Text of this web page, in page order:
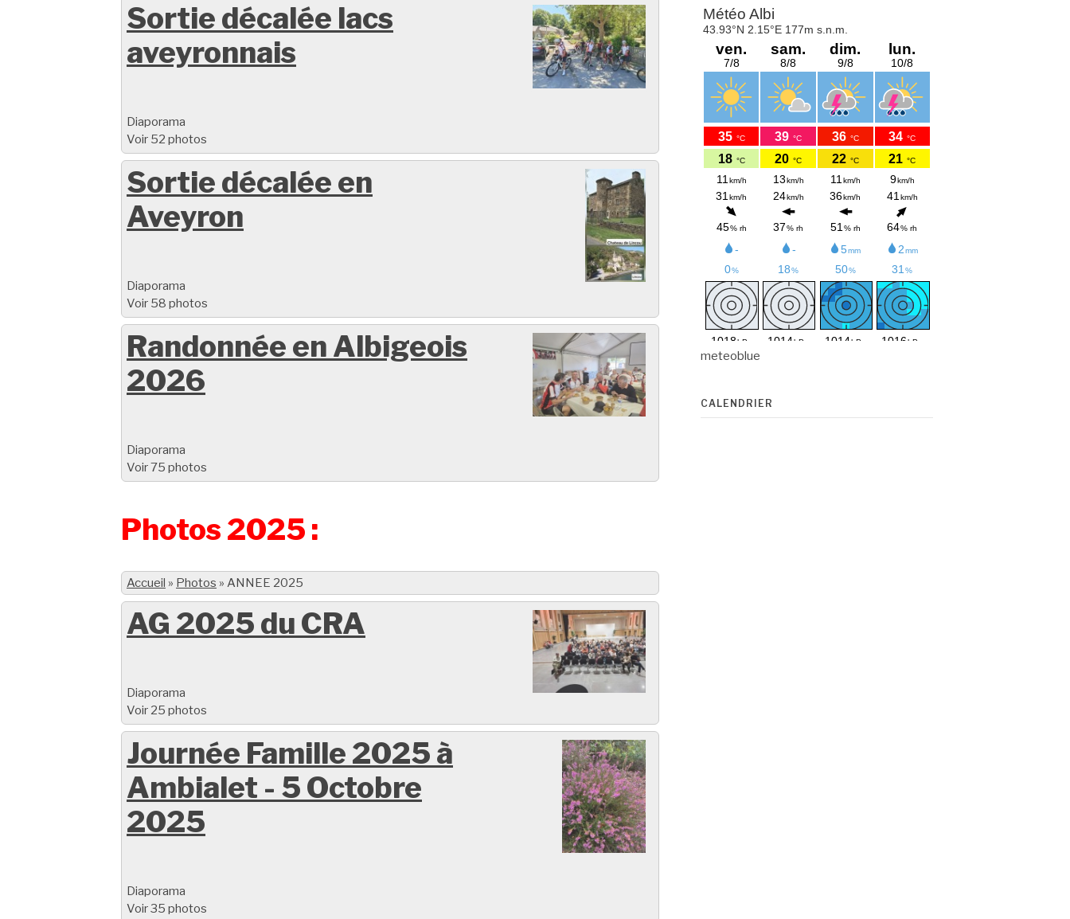
Sortie décalée lacs
aveyronnais
Diaporama
Voir 52 photos
Sortie décalée en
Aveyron
Diaporama
Voir 58 photos
Randonnée en Albigeois
2026
Diaporama
Voir 75 photos
Photos 2025 :
Accueil » Photos » ANNEE 2025
AG 2025 du CRA
Diaporama
Voir 25 photos
Journée Famille 2025 à
Ambialet - 5 Octobre
2025
Diaporama
Voir 35 photos
meteoblue
CALENDRIER